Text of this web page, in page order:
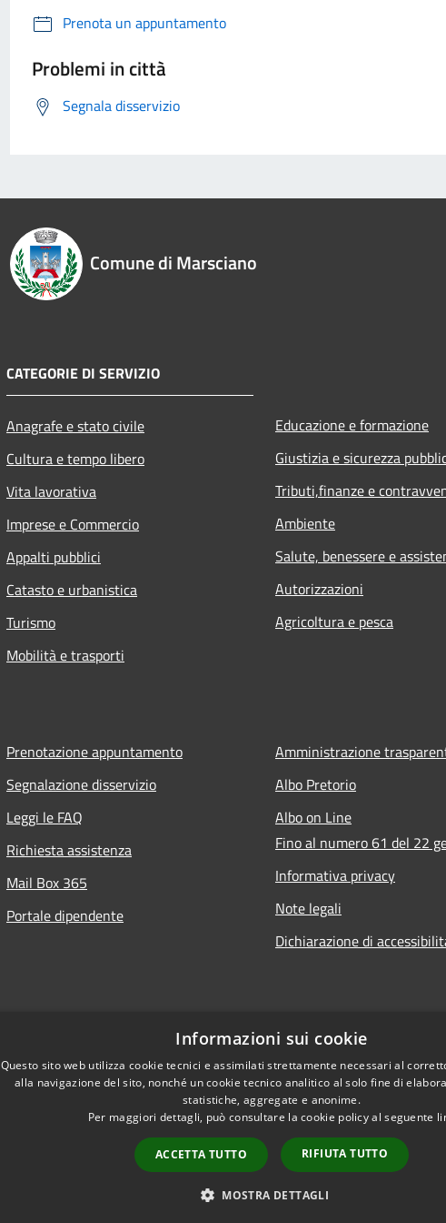
Prenota un appuntamento
Problemi in città
Segnala disservizio
Comune di Marsciano
CATEGORIE DI SERVIZIO
Anagrafe e stato civile
Cultura e tempo libero
Vita lavorativa
Imprese e Commercio
Appalti pubblici
Catasto e urbanistica
Turismo
Mobilità e trasporti
Educazione e formazione
Giustizia e sicurezza
Tributi,finanze e
Ambiente
Salute, benessere e
Autorizzazioni
Agricoltura e pesca
Prenotazione appuntamento
Segnalazione disservizio
Leggi le FAQ
Richiesta assistenza
Mail Box 365
Portale dipendente
Amministrazione
Albo Pretorio
Albo on Line
Fino al numero 61 del 22
Informativa privacy
Note legali
Dichiarazione di
Copyright © 2026 •
Informazioni sui cookie
Questo sito web utilizza cookie tecnici e assimilati strettamente necessari al
alla navigazione del sito, nonché un cookie tecnico analitico al solo fine di
statistiche, aggregate e anonime.
Per maggiori dettagli, può consultare la cookie policy al seguente
ACCETTA TUTTO RIFIUTA TUTTO
MOSTRA DETTAGLI